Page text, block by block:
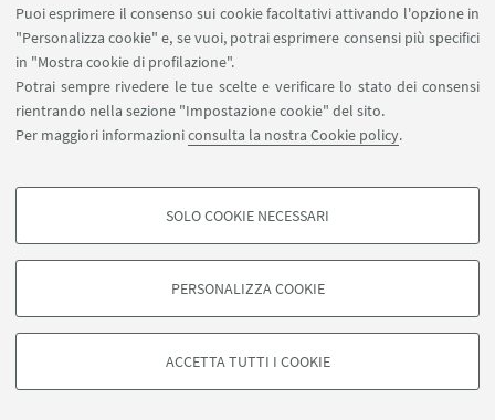
Puoi esprimere il consenso sui cookie facoltativi attivando l'opzione in
"Personalizza cookie" e, se vuoi, potrai esprimere consensi più specifici
in "Mostra cookie di profilazione".
Potrai sempre rivedere le tue scelte e verificare lo stato dei consensi
rientrando nella sezione "Impostazione cookie" del sito.
Per maggiori informazioniconsulta la nostra Cookie policy.
COOKIE DI PROFILAZIONE - FACOLTATIVI
degli utenti, creare profili in base al loro comportamento sul sito, per analisi
di marketing.
Google/Youtube Video
SOLO COOKIE NECESSARI
PERSONALIZZA COOKIE
ACCETTA TUTTI I COOKIE
SEGUI UNIBO SU:
APP:
©Copyright 2026 - ALMA MATER STUDIORUM - Università di
Bologna - Via Zamboni, 33 - 40126 Bologna - PI: 01131710376 - CF:
80007010376
Privacy
Note legali
Informazioni sul sito e accessibilità
Impostazioni Cookie